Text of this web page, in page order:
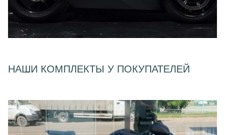
НАШИ КОМПЛЕКТЫ У ПОКУПАТЕЛЕЙ